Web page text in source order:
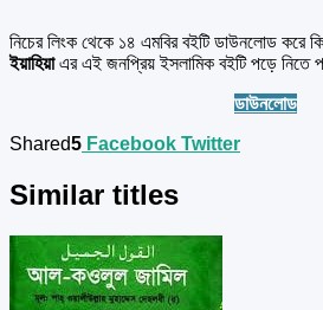
নিচের লিংক থেকে ১৪ এমবির বইটি ডাউনলোড করে
ইয়াহিয়াএর এই জনপ্রিয় ইসলামিক বইটি পড়ে নিতে
ডাউনলোড
Shared5 Facebook Twitter
Similar titles